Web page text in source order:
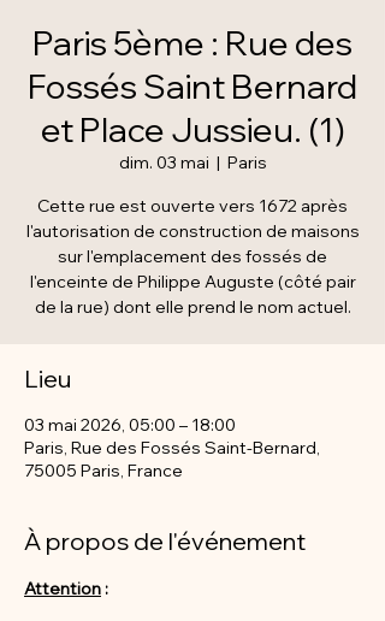
Paris 5ème : Rue des
Fossés Saint Bernard
et Place Jussieu. (1)
dim. 03 mai
  |
Paris
Cette rue est ouverte vers 1672 après
l'autorisation de construction de maisons
sur l'emplacement des fossés de
l'enceinte de Philippe Auguste (côté pair
de la rue) dont elle prend le nom actuel.
Lieu
03 mai 2026, 05:00 – 18:00
Paris, Rue des Fossés Saint-Bernard,
75005 Paris, France
À propos de l'événement
Attention :